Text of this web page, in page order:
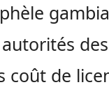
coût de